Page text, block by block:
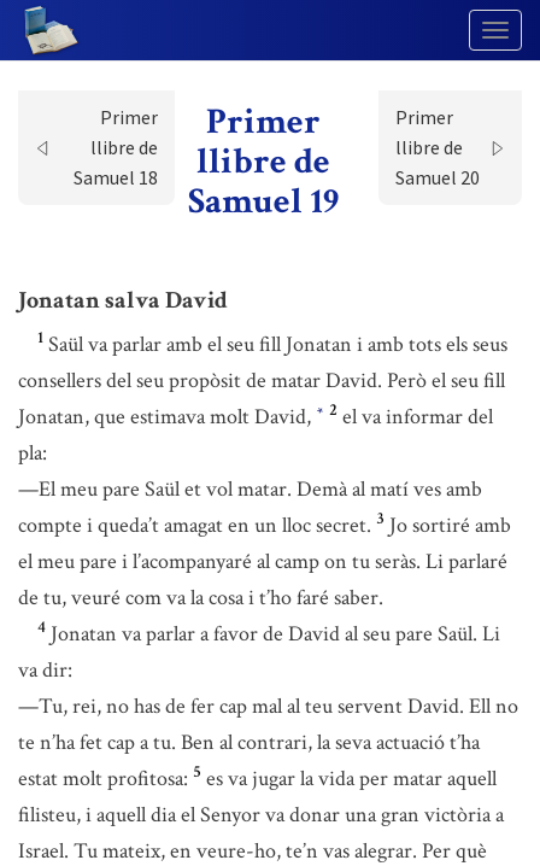
Primer
llibre de
Samuel 18
Primer
llibre de
Samuel 19
Primer
llibre de
Samuel 20
Jonatan salva David
1 Saül va parlar amb el seu fill Jonatan i amb tots els seus
consellers del seu propòsit de matar David. Però el seu fill
Jonatan, que estimava molt David, * 2 el va informar del
pla:
—El meu pare Saül et vol matar. Demà al matí ves amb
compte i queda’t amagat en un lloc secret. 3 Jo sortiré amb
el meu pare i l’acompanyaré al camp on tu seràs. Li parlaré
de tu, veuré com va la cosa i t’ho faré saber.
4 Jonatan va parlar a favor de David al seu pare Saül. Li
va dir:
—Tu, rei, no has de fer cap mal al teu servent David. Ell no
te n’ha fet cap a tu. Ben al contrari, la seva actuació t’ha
estat molt profitosa: 5 es va jugar la vida per matar aquell
filisteu, i aquell dia el Senyor va donar una gran victòria a
Israel. Tu mateix, en veure-ho, te’n vas alegrar. Per què